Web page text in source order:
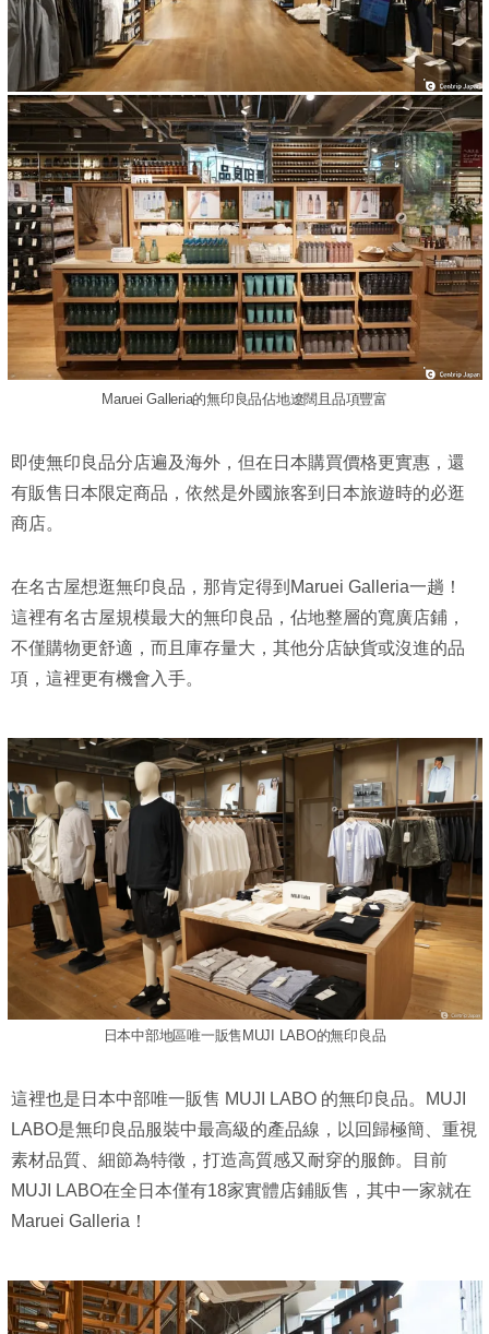
Maruei Galleria的無印良品佔地遼闊且品項豐富
即使無印良品分店遍及海外，但在日本購買價格更實惠，還
有販售日本限定商品，依然是外國旅客到日本旅遊時的必逛
商店。
在名古屋想逛無印良品，那肯定得到Maruei Galleria一趟！
這裡有名古屋規模最大的無印良品，佔地整層的寬廣店鋪，
不僅購物更舒適，而且庫存量大，其他分店缺貨或沒進的品
項，這裡更有機會入手。
日本中部地區唯一販售MUJI LABO的無印良品
這裡也是日本中部唯一販售 MUJI LABO 的無印良品。MUJI
LABO是無印良品服裝中最高級的產品線，以回歸極簡、重視
素材品質、細節為特徵，打造高質感又耐穿的服飾。目前
MUJI LABO在全日本僅有18家實體店鋪販售，其中一家就在
Maruei Galleria！